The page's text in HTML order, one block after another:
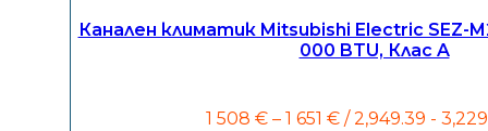
Канален климатик Mitsubishi Electric SEZ-
000 BTU, Клас A
1 508 € – 1 651 €Price
/ 2,949.39 -